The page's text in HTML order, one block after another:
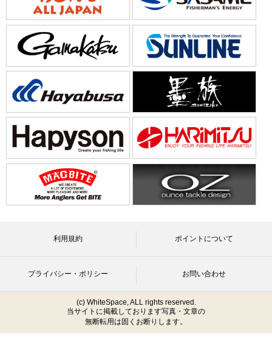
利用規約 ポイントについて
プライバシー・ポリシー お問い合わせ
(c) WhiteSpace, ALL rights reserved.
当サイトに掲載しております写真・文章の
無断転用は固くお断りします。